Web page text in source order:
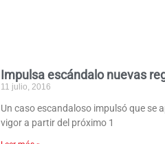
Impulsa escándalo nuevas
11 julio, 2016
Un caso escandaloso impulsó que se
vigor a partir del próximo 1